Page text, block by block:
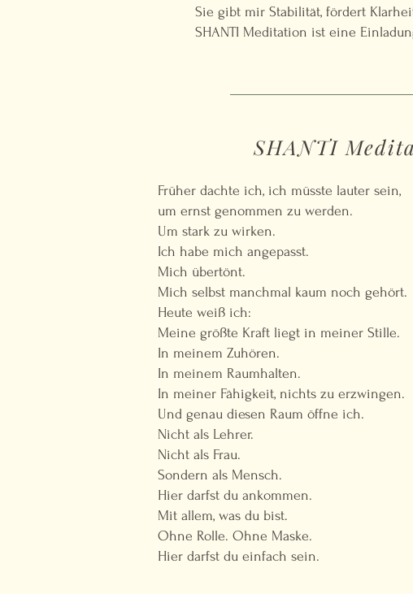
Sie gibt mir Stabilität, fördert
SHANTI Meditation ist eine
SHANTI
Früher dachte ich, ich müsste lauter sein,
um ernst genommen zu werden.
Um stark zu wirken.
Ich habe mich angepasst.
Mich übertönt.
Mich selbst manchmal kaum noch gehört.
Heute weiß ich:
Meine größte Kraft liegt in meiner Stille.
In meinem Zuhören.
In meinem Raumhalten.
In meiner Fähigkeit, nichts zu erzwingen.
Und genau diesen Raum öffne ich.
Nicht als Lehrer.
Nicht als Frau.
Sondern als Mensch.
Hier darfst du ankommen.
Mit allem, was du bist.
Ohne Rolle. Ohne Maske.
Hier darfst du einfach sein.